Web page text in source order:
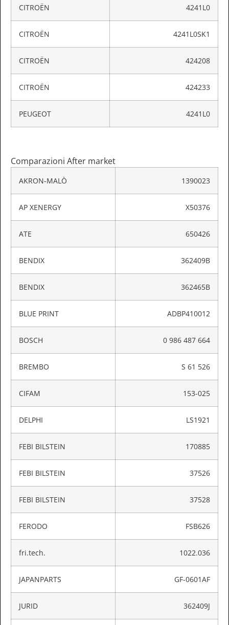
CITROËN 4241L0
CITROËN 4241L0SK1
CITROËN 424208
CITROËN 424233
PEUGEOT 4241L0
Comparazioni After market
AKRON-MALÒ 1390023
AP XENERGY X50376
ATE 650426
BENDIX 362409B
BENDIX 362465B
BLUE PRINT ADBP410012
BOSCH 0 986 487 664
BREMBO S 61 526
CIFAM 153-025
DELPHI LS1921
FEBI BILSTEIN 170885
FEBI BILSTEIN 37526
FEBI BILSTEIN 37528
FERODO FSB626
fri.tech. 1022.036
JAPANPARTS GF-0601AF
JURID 362409J